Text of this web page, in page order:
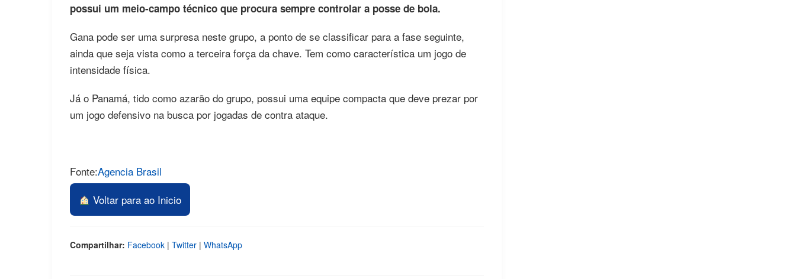
possui um meio-campo técnico que procura sempre controlar a posse de bola.
Gana pode ser uma surpresa neste grupo, a ponto de se classificar para a fase seguinte,
ainda que seja vista como a terceira força da chave. Tem como característica um jogo de
intensidade física.
Já o Panamá, tido como azarão do grupo, possui uma equipe compacta que deve prezar por
um jogo defensivo na busca por jogadas de contra ataque.
Fonte:Agencia Brasil
Voltar para ao Inicio
Compartilhar: Facebook | Twitter | WhatsApp